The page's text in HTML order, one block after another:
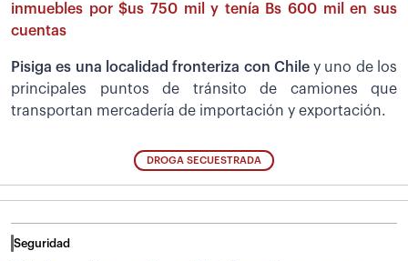
inmuebles por $us 750 mil y tenía Bs 600 mil en sus
cuentas
Pisiga es una localidad fronteriza con Chiley uno de los
principales puntos de tránsito de camiones que
transportan mercadería de importación y exportación.
DROGA SECUESTRADA
Seguridad